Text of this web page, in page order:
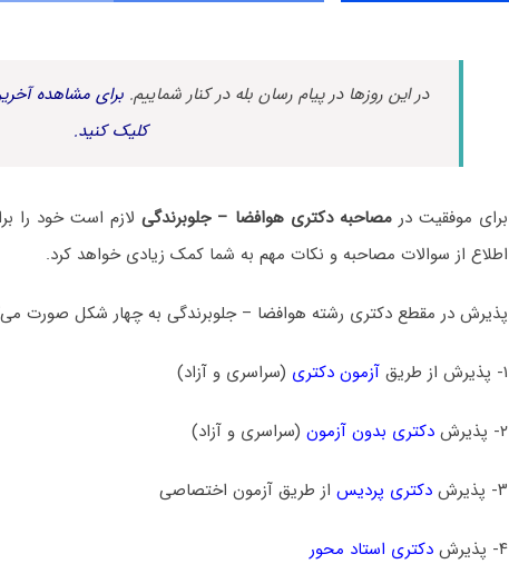
در این روزها در پیام رسان بله در کنار شماییم. برای مشاهده
کلیک کنید.
برای موفقیت درمصاحبه دکتری هوافضا – جلوبرندگیلازم است خود را
اطلاع از سوالات مصاحبه و نکات مهم به شما کمک زیادی خواهد کرد.
پذیرش در مقطع دکتری رشته هوافضا – جلوبرندگی به چهار شکل صورت
۱- پذیرش از طریق آزمون دکتری (سراسری و آزاد)
۲- پذیرش دکتری بدون آزمون(سراسری و آزاد)
۳- پذیرش دکتری پردیساز طریق آزمون اختصاصی
۴- پذیرش دکتری استاد محور